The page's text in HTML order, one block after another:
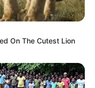
On The Cutest Lion